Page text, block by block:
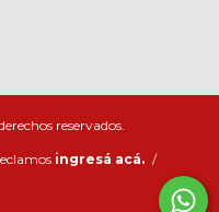
reservados.
ingresá acá. /